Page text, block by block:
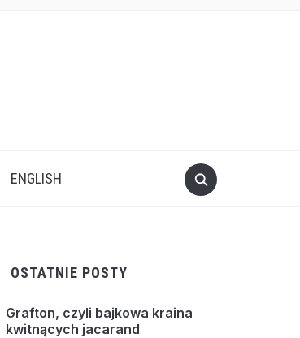
ENGLISH
OSTATNIE POSTY
Grafton, czyli bajkowa kraina
kwitnących jacarand